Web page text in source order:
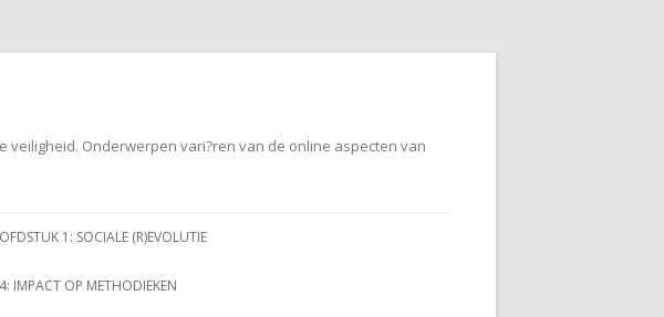
veiligheid. Onderwerpen vari?ren van de online aspecten van
1: SOCIALE (R)EVOLUTIE
IMPACT OP METHODIEKEN